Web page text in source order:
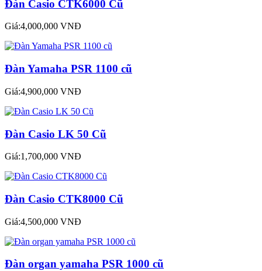
Đàn Casio CTK6000 Cũ
Giá:4,000,000 VNĐ
Đàn Yamaha PSR 1100 cũ
Giá:4,900,000 VNĐ
Đàn Casio LK 50 Cũ
Giá:1,700,000 VNĐ
Đàn Casio CTK8000 Cũ
Giá:4,500,000 VNĐ
Đàn organ yamaha PSR 1000 cũ